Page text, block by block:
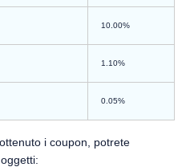
10.00%
1.10%
0.05%
i coupon, potrete